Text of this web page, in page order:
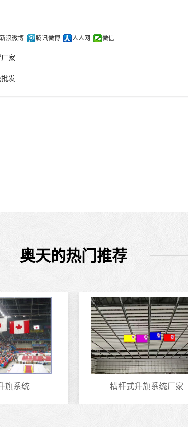
新浪微博 腾讯微博 人人网 微信
家
发
奥天的热门推荐
旗系统 横杆式升旗系统厂家